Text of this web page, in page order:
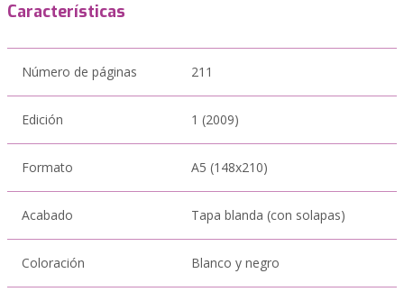
Características
Número de páginas 211
Edición 1 (2009)
Formato A5 (148x210)
Acabado Tapa blanda (con solapas)
Coloración Blanco y negro